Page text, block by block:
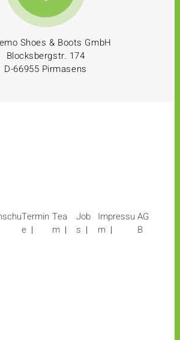
Shoes & Boots GmbH
Blocksbergstr. 174
D-66955 Pirmasens
Termin
e
Tea
m
Job
s
Impressu
m
AG
B